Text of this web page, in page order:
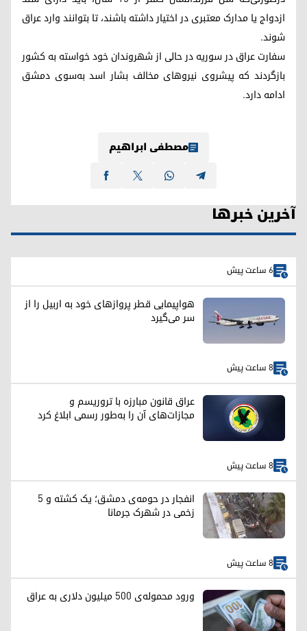
ازدواج یا مدارک معتبری در اختیار داشته باشند، تا بتوانند وارد عراق
شوند.
سفارت عراق در سوریه در حالی از شهروندان خود خواسته به کشور
بازگردند که پیشروی‌ نیروهای مخالف بشار اسد به‌سوی دمشق
ادامه دارد.
مصطفی ابراهیم
آخرین خبرها
6 ساعت پیش
هواپیمایی قطر پروازهای خود به اربیل را از
سر می‌گیرد
8 ساعت پیش
عراق قانون مبارزه با تروریسم و
مجازات‌های آن را به‌طور رسمی ابلاغ کرد
8 ساعت پیش
انفجار در حومه‌ی دمشق؛ یک کشته و ۵
زخمی در شهرک جرمانا
8 ساعت پیش
ورود محموله‌ی ۵۰۰ میلیون دلاری به عراق